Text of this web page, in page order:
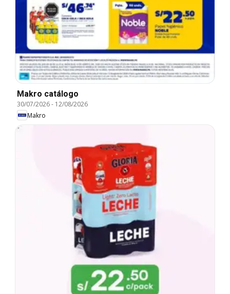
Makro catálogo
30/07/2026- 12/08/2026
Makro